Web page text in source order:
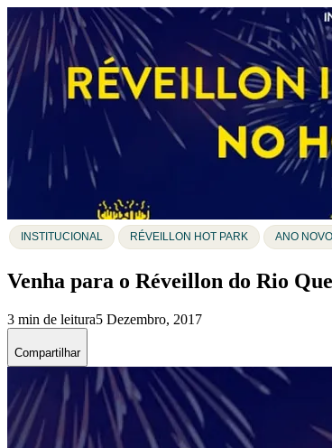
INSTITUCIONAL RÉVEILLON HOT PARK ANO NOVO
Venha para o Réveillon do Rio
3 min de leitura5 Dezembro, 2017
Compartilhar